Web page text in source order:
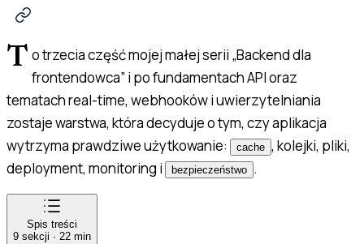
T o trzecia część mojej małej serii „Backend dla
frontendowca” i po fundamentach API oraz
tematach real-time, webhooków i uwierzytelniania
zostaje warstwa, która decyduje o tym, czy aplikacja
wytrzyma prawdziwe użytkowanie:
cache , kolejki, pliki,
deployment, monitoring i
bezpieczeństwo .
Spis treści
9 sekcji · 22 min